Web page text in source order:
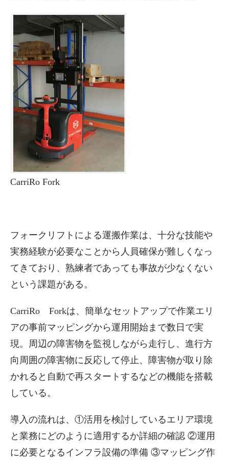
CarriRo Fork
フォークリフトによる運搬作業は、十分な技能や
実務経験が必要なことから人員確保が難しくなっ
てきており、熟練者であっても事故が少なくない
という課題がある。
CarriRo Forkは、簡単なセットアップで作業エリ
アの事前マッピングから運用開始まで数日で実
現。周辺の障害物を監視しながら走行し、進行方
向周囲の障害物に反応して停止、障害物が取り除
かれると自動で再スタートするなどの機能を搭載
している。
導入の流れは、①活用を検討しているエリア環境
と業務にどのように適用するか詳細の確認 ②運用
に必要となるインフラ設備の準備 ③マッピング作